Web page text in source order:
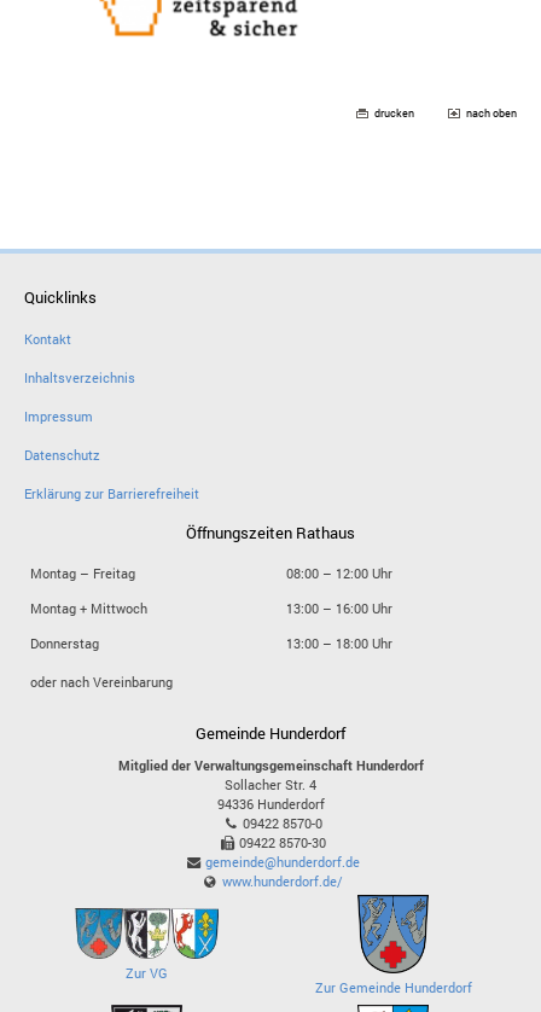
drucken nach oben
Quicklinks
Kontakt
Inhaltsverzeichnis
Impressum
Datenschutz
Erklärung zur Barrierefreiheit
Öffnungszeiten Rathaus
Montag – Freitag
08:00 – 12:00 Uhr
Montag + Mittwoch
13:00 – 16:00 Uhr
Donnerstag
13:00 – 18:00 Uhr
oder nach Vereinbarung
Gemeinde Hunderdorf
Mitglied der Verwaltungsgemeinschaft Hunderdorf
Sollacher Str. 4
94336 Hunderdorf
09422 8570-0
09422 8570-30
gemeinde@hunderdorf.de
www.hunderdorf.de/
Zur VG
Zur Gemeinde Hunderdorf